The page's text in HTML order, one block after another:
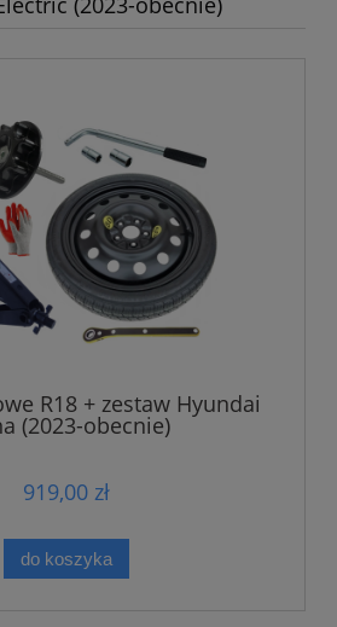
R18 + zestaw Hyundai
(2023-obecnie)
919,00 zł
do koszyka